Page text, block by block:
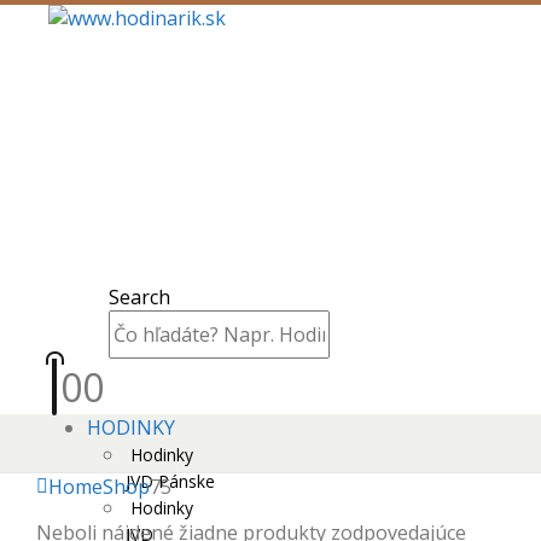
Search
00
HODINKY
Hodinky
JVD Pánske
Hodinky
JVD
HomeShop75
Neboli nájdené žiadne produkty zodpovedajúce